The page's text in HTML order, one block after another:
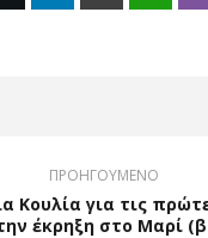
ΠΡΟΗΓΟΥΜΕΝΟ
Κουλία για τις
έκρηξη στο Μαρί